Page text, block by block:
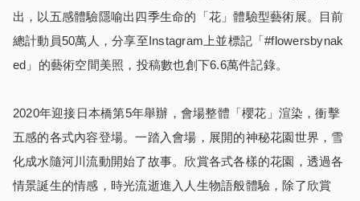
出，以五感體驗隱喻出四季生命的「花」體驗型藝術展。目前
總計動員50萬人，分享至Instagram上並標記「#flowersbynak
ed」的藝術空間美照，投稿數也創下6.6萬件記錄。
2020年迎接日本橋第5年舉辦，會場整體「櫻花」渲染，衝擊
五感的各式內容登場。一踏入會場，展開的神秘花園世界，雪
化成水隨河川流動開始了故事。欣賞各式各樣的花園，透過各
情景誕生的情感，時光流逝進入人生物語般體驗，除了欣賞